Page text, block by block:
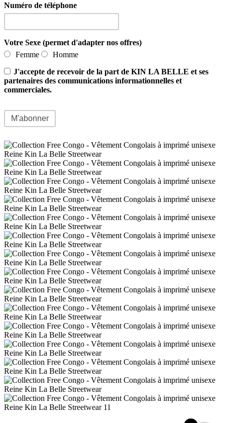
Numéro de téléphone
Votre Sexe (permet d'adapter nos offres)
Femme
Homme
J'accepte de recevoir de la part de KIN LA BELLE et ses
partenaires des communications informationnelles et
commerciales.